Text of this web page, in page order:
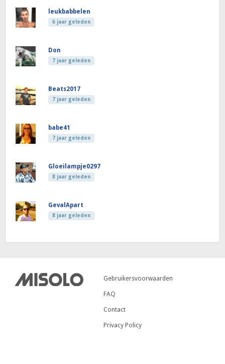
leukbabbelen
6 jaar geleden
Don
7 jaar geleden
Beats2017
7 jaar geleden
babe41
7 jaar geleden
Gloeilampje0297
8 jaar geleden
GevalApart
8 jaar geleden
Gebruikersvoorwaarden
FAQ
Contact
Privacy Policy